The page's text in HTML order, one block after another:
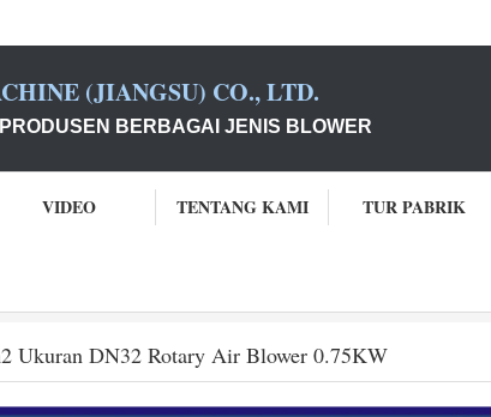
(JIANGSU) CO., LTD.
BERBAGAI JENIS BLOWER
VIDEO TENTANG KAMI TUR PABRIK
Ukuran DN32 Rotary Air Blower 0.75KW